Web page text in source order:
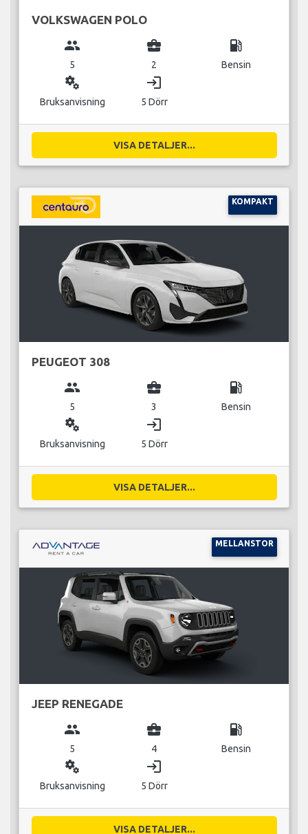
VOLKSWAGEN POLO
group
5
business_center
2
local_gas_station
Bensin
miscellaneous_services
Bruksanvisning
login
5 Dörr
VISA DETALJER...
KOMPAKT
PEUGEOT 308
group
5
business_center
3
local_gas_station
Bensin
miscellaneous_services
Bruksanvisning
login
5 Dörr
VISA DETALJER...
MELLANSTOR
JEEP RENEGADE
group
5
business_center
4
local_gas_station
Bensin
miscellaneous_services
Bruksanvisning
login
5 Dörr
VISA DETALJER...